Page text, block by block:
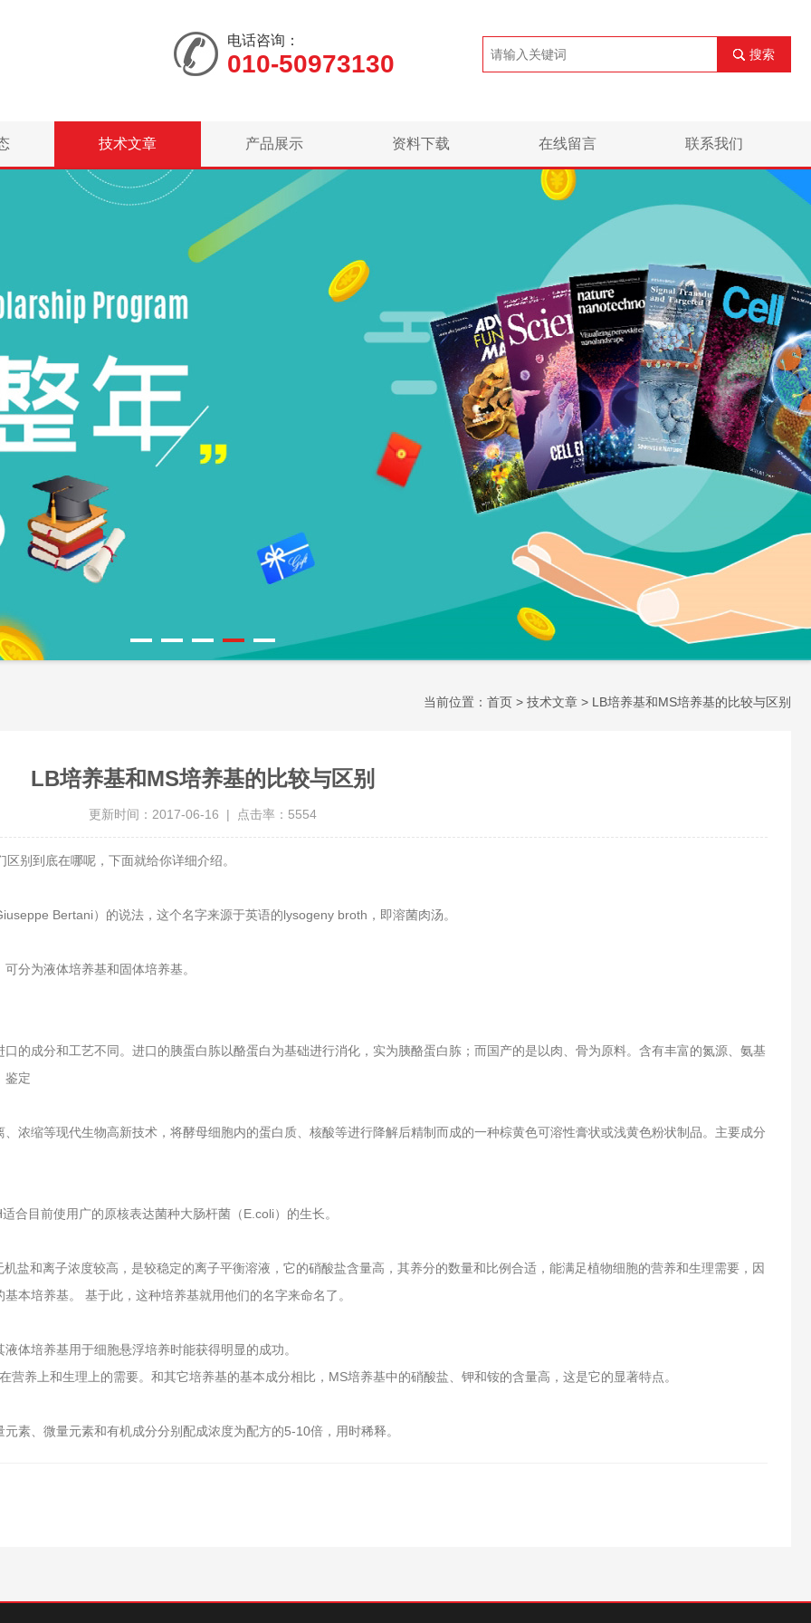
电话咨询：
010-50973130 搜索
技术文章 产品展示 资料下载 在线留言 联系我们
当前位置： 首页 > 技术文章 > LB培养基和MS培养基的比较与区别
LB培养基和MS培养基的比较与区别
更新时间：2017-06-16 | 点击率：5554
别到底在哪呢，下面就给你详细介绍。
Bertani）的说法，这个名字来源于英语的lysogeny broth，即溶菌肉汤。
分为液体培养基和固体培养基。
的成分和工艺不同。进口的胰蛋白胨以酪蛋白为基础进行消化，实为胰酪蛋白胨；而国产的是以肉、骨为原料。含有丰富的氮源、氨基
鉴定
浓缩等现代生物高新技术，将酵母细胞内的蛋白质、核酸等进行降解后精制而成的一种棕黄色可溶性膏状或浅黄色粉状制品。主要成分
合目前使用广的原核表达菌种大肠杆菌（E.coli）的生长。
盐和离子浓度较高，是较稳定的离子平衡溶液，它的硝酸盐含量高，其养分的数量和比例合适，能满足植物细胞的营养和生理需要，因
本培养基。 基于此，这种培养基就用他们的名字来命名了。
体培养基用于细胞悬浮培养时能获得明显的成功。
养上和生理上的需要。和其它培养基的基本成分相比，MS培养基中的硝酸盐、钾和铵的含量高，这是它的显著特点。
素、微量元素和有机成分分别配成浓度为配方的5-10倍，用时稀释。